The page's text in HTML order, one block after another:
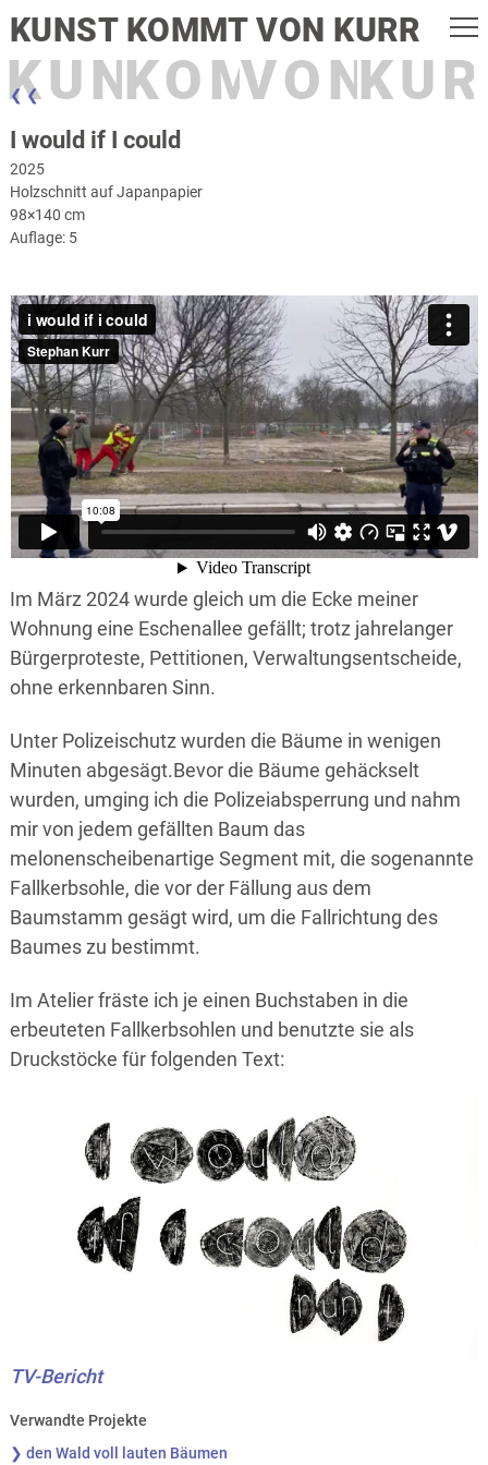
KUNST KOMMT VON KURR
KUNSTKOMMT
VON
❮ ❮
I would if I could
2025
Holzschnitt auf Japanpapier
98×140 cm
Auflage: 5
Im März 2024 wurde gleich um die Ecke meiner
Wohnung eine Eschenallee gefällt; trotz jahrelanger
Bürgerproteste, Pettitionen, Verwaltungsentscheide,
ohne erkennbaren Sinn.
Unter Polizeischutz wurden die Bäume in wenigen
Minuten abgesägt.Bevor die Bäume gehäckselt
wurden, umging ich die Polizeiabsperrung und nahm
mir von jedem gefällten Baum das
melonenscheibenartige Segment mit, die sogenannte
Fallkerbsohle, die vor der Fällung aus dem
Baumstamm gesägt wird, um die Fallrichtung des
Baumes zu bestimmt.
Im Atelier fräste ich je einen Buchstaben in die
erbeuteten Fallkerbsohlen und benutzte sie als
Druckstöcke für folgenden Text:
TV-Bericht
Verwandte Projekte
❯ den Wald voll lauten Bäumen